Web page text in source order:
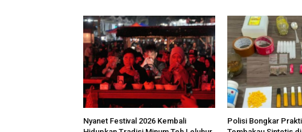
Nyanet Festival 2026 Kembali
Polisi Bongkar